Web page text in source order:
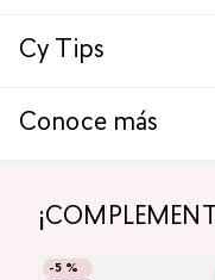
Cy Tips
Conoce más
-5 %